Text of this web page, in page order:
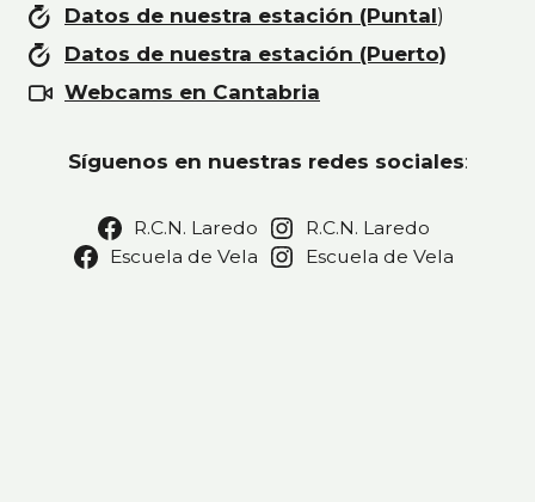
Datos de nuestra estación (Puntal)
Datos de nuestra estación (Puerto)
Webcams en Cantabria
Síguenos en nuestras redes sociales:
R.C.N. Laredo
R.C.N. Laredo
Escuela de Vela
Escuela de Vela